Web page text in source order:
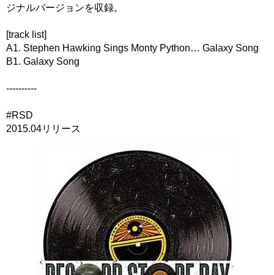
ジナルバージョンを収録。
[track list]
A1. Stephen Hawking Sings Monty Python… Galaxy Song
B1. Galaxy Song
----------
#RSD
2015.04リリース